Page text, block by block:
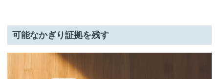
可能なかぎり証拠を残す